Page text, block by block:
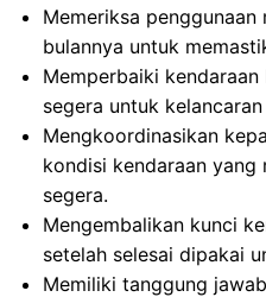
Memeriksa
bulannya untuk
Memperbaiki
segera untuk
Mengkoordinasikan
kondisi kendaraan
segera.
Mengembalikan kunci
setelah selesai dipakai
Memiliki tanggung